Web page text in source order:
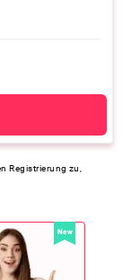
Registrierung zu,
New